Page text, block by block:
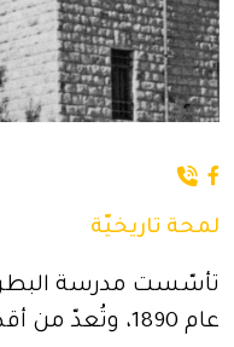
لمحة تاريخيّة
تأسّست مدرسة
عام 1890،